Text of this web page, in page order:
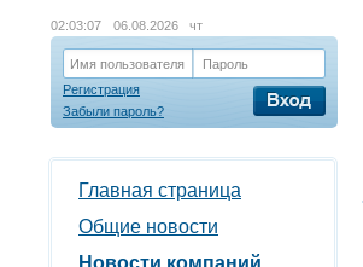
02:03:07 06.08.2026 чт
Имя пользователя
Пароль
Регистрация
Забыли пароль?
Главная страница
Общие новости
Новости компаний